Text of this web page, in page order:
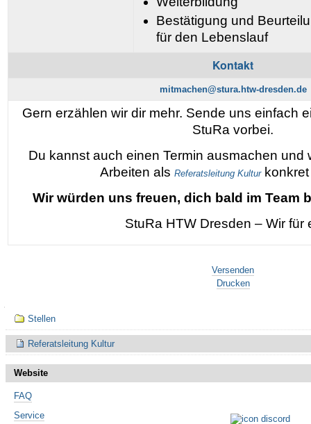
Bestätigung und
für den Lebenslauf
Kontakt
mitmachen@stura.htw-dresden.de
Gern erzählen wir dir mehr. Sende uns einfach
StuRa vorbei.
Du kannst auch einen Termin ausmachen und
Arbeiten als Referatsleitung Kulturkonkret
Wir würden uns freuen, dich bald im Team
StuRa HTW Dresden – Wir für
Versenden
Drucken
Navigation
Stellen
Referatsleitung Kultur
Website
FAQ
Service